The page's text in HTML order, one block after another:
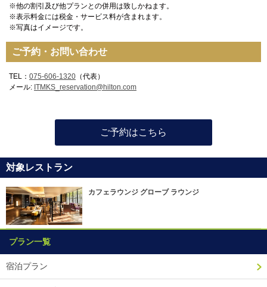
※他の割引及び他プランとの併用は致しかねます。
※表示料金には税金・サービス料が含まれます。
※写真はイメージです。
ご予約・お問い合わせ
TEL： 075-606-1320 （代表）
メール: ITMKS_reservation@hilton.com
ご予約はこちら
対象レストラン
カフェラウンジ グローブ ラウンジ
プラン一覧
宿泊プラン